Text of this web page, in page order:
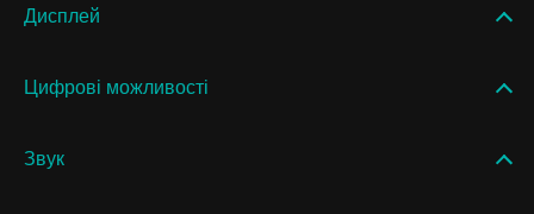
Дисплей
Цифрові можливості
Звук